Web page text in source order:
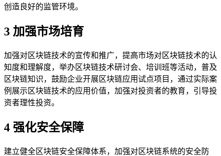
创造良好的监管环境。
3 加强市场培育
加强对区块链技术的宣传和推广，提高市场对区块链技术的认
知度和理解度，举办区块链技术研讨会、培训班等活动，普及
区块链知识，鼓励企业开展区块链应用试点项目，通过实际案
例展示区块链技术的应用价值，加强对投资者的教育，引导投
资者理性投资。
4 强化安全保障
建立健全区块链安全保障体系，加强对区块链系统的安全防